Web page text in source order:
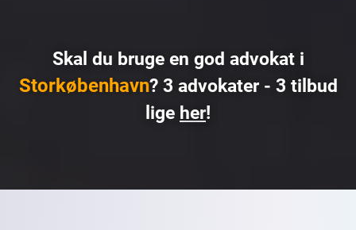
Skal du bruge en god advokat i
Storkøbenhavn? 3 advokater - 3 tilbud
lige her!